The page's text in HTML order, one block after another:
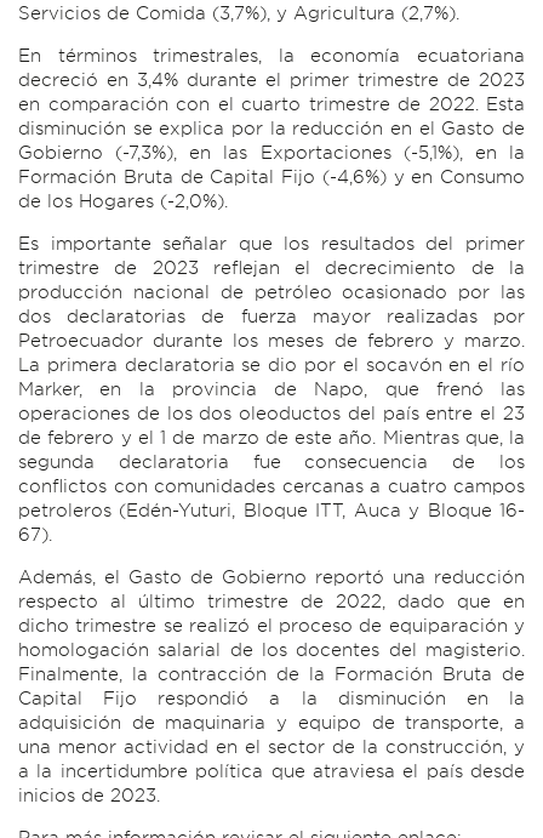
Servicios de Comida (3,7%), y Agricultura (2,7%).
En términos trimestrales, la economía ecuatoriana
decreció en 3,4% durante el primer trimestre de 2023
en comparación con el cuarto trimestre de 2022. Esta
disminución se explica por la reducción en el Gasto de
Gobierno (-7,3%), en las Exportaciones (-5,1%), en la
Formación Bruta de Capital Fijo (-4,6%) y en Consumo
de los Hogares (-2,0%).
Es importante señalar que los resultados del primer
trimestre de 2023 reflejan el decrecimiento de la
producción nacional de petróleo ocasionado por las
dos declaratorias de fuerza mayor realizadas por
Petroecuador durante los meses de febrero y marzo.
La primera declaratoria se dio por el socavón en el río
Marker, en la provincia de Napo, que frenó las
operaciones de los dos oleoductos del país entre el 23
de febrero y el 1 de marzo de este año. Mientras que, la
segunda declaratoria fue consecuencia de los
conflictos con comunidades cercanas a cuatro campos
petroleros (Edén-Yuturi, Bloque ITT, Auca y Bloque 16-
67).
Además, el Gasto de Gobierno reportó una reducción
respecto al último trimestre de 2022, dado que en
dicho trimestre se realizó el proceso de equiparación y
homologación salarial de los docentes del magisterio.
Finalmente, la contracción de la Formación Bruta de
Capital Fijo respondió a la disminución en la
adquisición de maquinaria y equipo de transporte, a
una menor actividad en el sector de la construcción, y
a la incertidumbre política que atraviesa el país desde
inicios de 2023.